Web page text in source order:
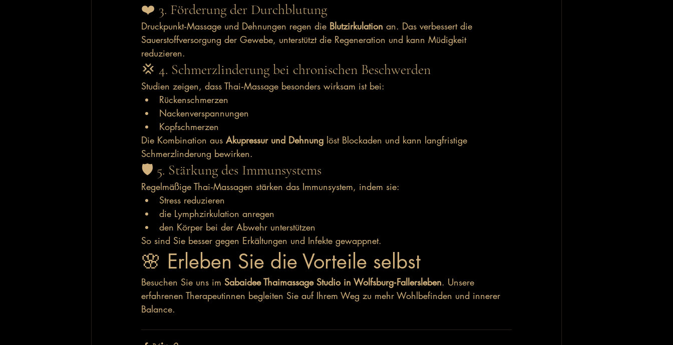
❤️ 3. Förderung der Durchblutung
Druckpunkt‑Massage und Dehnungen regen die Blutzirkulation an. Das verbessert die
Sauerstoffversorgung der Gewebe, unterstützt die Regeneration und kann Müdigkeit
reduzieren.
💢 4. Schmerzlinderung bei chronischen Beschwerden
Studien zeigen, dass Thai‑Massage besonders wirksam ist bei:
Rückenschmerzen
Nackenverspannungen
Kopfschmerzen
Die Kombination aus Akupressur und Dehnung löst Blockaden und kann langfristige
Schmerzlinderung bewirken.
🛡️ 5. Stärkung des Immunsystems
Regelmäßige Thai‑Massagen stärken das Immunsystem, indem sie:
Stress reduzieren
die Lymphzirkulation anregen
den Körper bei der Abwehr unterstützen
So sind Sie besser gegen Erkältungen und Infekte gewappnet.
🌸 Erleben Sie die Vorteile selbst
Besuchen Sie uns im Sabaidee Thaimassage Studio in Wolfsburg‑Fallersleben. Unsere
erfahrenen Therapeutinnen begleiten Sie auf Ihrem Weg zu mehr Wohlbefinden und innerer
Balance.